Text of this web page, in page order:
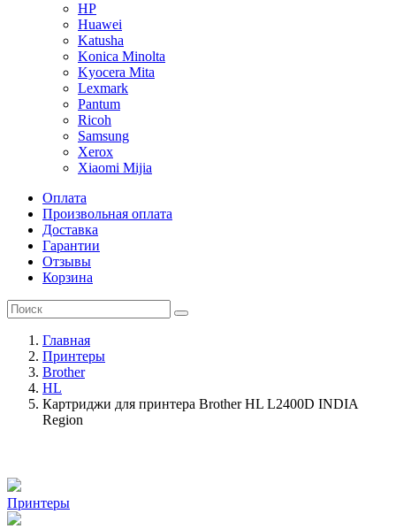
HP
Huawei
Katusha
Konica Minolta
Kyocera Mita
Lexmark
Pantum
Ricoh
Samsung
Xerox
Xiaomi Mijia
Оплата
Произвольная оплата
Доставка
Гарантии
Отзывы
Корзина
Главная
Принтеры
Brother
HL
Картриджи для принтера Brother HL L2400D INDIA
Region
Принтеры